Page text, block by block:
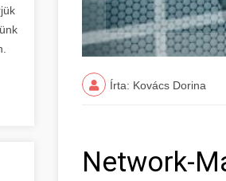
Írta: Kovács Dorina
Network-